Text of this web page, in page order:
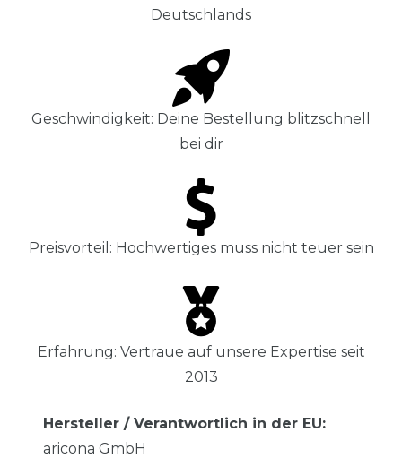
Deutschlands
Geschwindigkeit: Deine Bestellung blitzschnell
bei dir
Preisvorteil: Hochwertiges muss nicht teuer sein
Erfahrung: Vertraue auf unsere Expertise seit
2013
Hersteller / Verantwortlich in der EU:
aricona GmbH